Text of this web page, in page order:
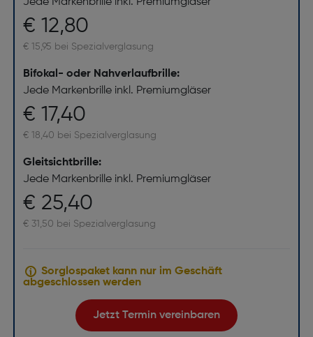
€ 12,80
€ 15,95 bei Spezialverglasung
Bifokal- oder Nahverlaufbrille:
Jede Markenbrille inkl. Premiumgläser
€ 17,40
€ 18,40 bei Spezialverglasung
Gleitsichtbrille:
Jede Markenbrille inkl. Premiumgläser
€ 25,40
€ 31,50 bei Spezialverglasung
Sorglospaket kann nur im Geschäft
abgeschlossen werden
Jetzt Termin vereinbaren